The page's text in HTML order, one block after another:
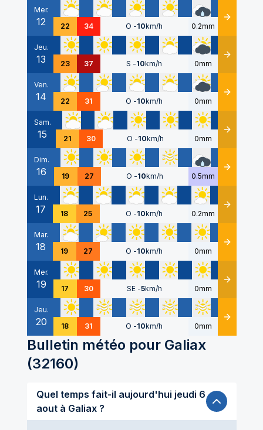
Mer.
12 22 34 O -10km/h 0.2mm Détails
Jeu.
13 23 37 S -10km/h 0mm Détails
Ven.
14 22 31 O -10km/h 0mm Détails
Sam.
15 21 30 O -10km/h 0mm Détails
Dim.
16 19 27 O -10km/h 0.5mm Détails
Lun.
17 18 25 O -10km/h 0.2mm Détails
Mar.
18 19 27 O -10km/h 0mm Détails
Mer.
19 17 30 SE -5km/h 0mm Détails
Jeu.
20 18 31 O -10km/h 0mm Détails
Bulletin météo pour Galiax
(32160)
Quel temps fait-il aujourd'hui jeudi 6
aout à Galiax ?